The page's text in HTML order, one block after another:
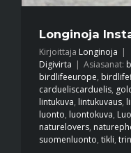
Longinoja
Kirjoittaja Longinoja
Digivirta
Asiasanat:
birdlifeeurope,
cardueliscarduelis,
lintukuva, lintukuvaus,
luonto, luontokuva,
naturelovers,
suomenluonto, tikli,